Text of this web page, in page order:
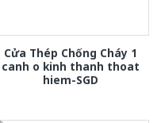
Cửa Thép Chống Cháy 1
canh o kinh thanh thoat
hiem-SGD